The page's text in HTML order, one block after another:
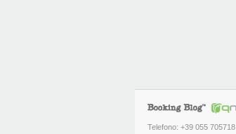
Telefono: +39 055 705718